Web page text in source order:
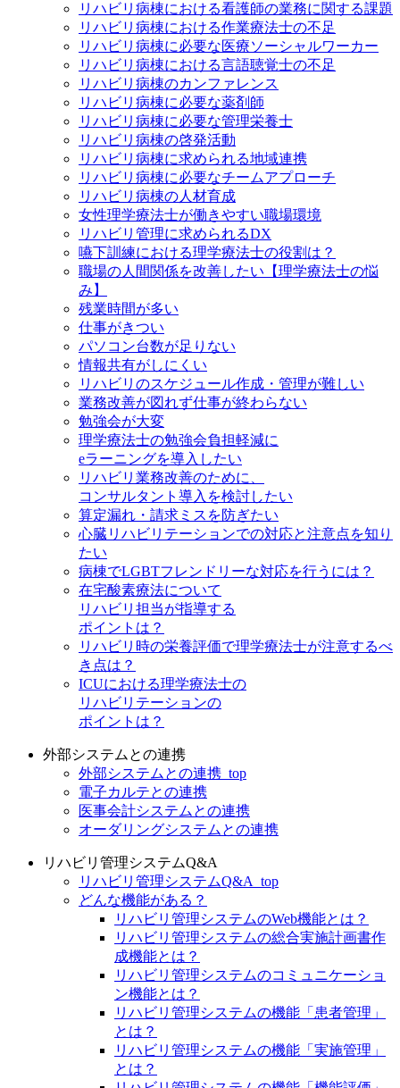
リハビリ病棟における看護師の業務に関する課題
リハビリ病棟における作業療法士の不足
リハビリ病棟に必要な医療ソーシャルワーカー
リハビリ病棟における言語聴覚士の不足
リハビリ病棟のカンファレンス
リハビリ病棟に必要な薬剤師
リハビリ病棟に必要な管理栄養士
リハビリ病棟の啓発活動
リハビリ病棟に求められる地域連携
リハビリ病棟に必要なチームアプローチ
リハビリ病棟の人材育成
女性理学療法士が働きやすい職場環境
リハビリ管理に求められるDX
嚥下訓練における理学療法士の役割は？
職場の人間関係を改善したい【理学療法士の悩
み】
残業時間が多い
仕事がきつい
パソコン台数が足りない
情報共有がしにくい
リハビリのスケジュール作成・管理が難しい
業務改善が図れず仕事が終わらない
勉強会が大変
理学療法士の勉強会負担軽減に
eラーニングを導入したい
リハビリ業務改善のために、
コンサルタント導入を検討したい
算定漏れ・請求ミスを防ぎたい
心臓リハビリテーションでの対応と注意点を知り
たい
病棟でLGBTフレンドリーな対応を行うには？
在宅酸素療法について
リハビリ担当が指導する
ポイントは？
リハビリ時の栄養評価で理学療法士が注意するべ
き点は？
ICUにおける理学療法士の
リハビリテーションの
ポイントは？
外部システムとの連携
外部システムとの連携_top
電子カルテとの連携
医事会計システムとの連携
オーダリングシステムとの連携
リハビリ管理システムQ&A
リハビリ管理システムQ&A_top
どんな機能がある？
リハビリ管理システムのWeb機能とは？
リハビリ管理システムの総合実施計画書作
成機能とは？
リハビリ管理システムのコミュニケーショ
ン機能とは？
リハビリ管理システムの機能「患者管理」
とは？
リハビリ管理システムの機能「実施管理」
とは？